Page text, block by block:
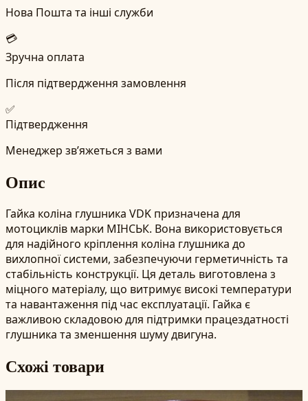
Нова Пошта та інші служби
💳
Зручна оплата
Після підтвердження замовлення
✅
Підтвердження
Менеджер зв’яжеться з вами
Опис
Гайка коліна глушника VDK призначена для
мотоциклів марки МІНСЬК. Вона використовується
для надійного кріплення коліна глушника до
вихлопної системи, забезпечуючи герметичність та
стабільність конструкції. Ця деталь виготовлена з
міцного матеріалу, що витримує високі температури
та навантаження під час експлуатації. Гайка є
важливою складовою для підтримки працездатності
глушника та зменшення шуму двигуна.
Схожі товари